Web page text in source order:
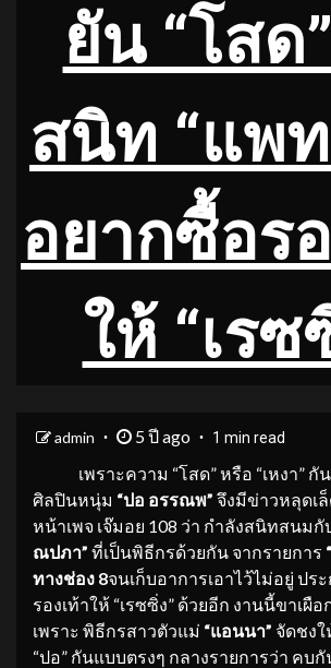
ยัน “โสด
สนิท “แพ
อยากซื้อร
ให้ “เรซ
admin 5 ปี ago 1 min read
เพราะความ “โสด” หรือ “เหงา” กั
ศิลปินหนุ่ม “ปอ อรรณพ” จึงมีข่าวหลุดเ
หน้าเพจ เจ๊มอย 108 ว่า กำลังสนิทสนมกั
ณปภา” ที่เป็นพิธีกรด้วยกัน จากรายการ
ทางช่อง 8จนเก็บอาการเอาไว้ไม่อยู่ ปร
รองเท้าให้ “เรซซิ่ง” ด้วยอีก งานนี้ขาเผื
เพราะ พิธีกรสาวตัวแม่ “แอนนา” จัดชง
“ปอ” กันแบบตรงๆ กลางรายการว่า คบ